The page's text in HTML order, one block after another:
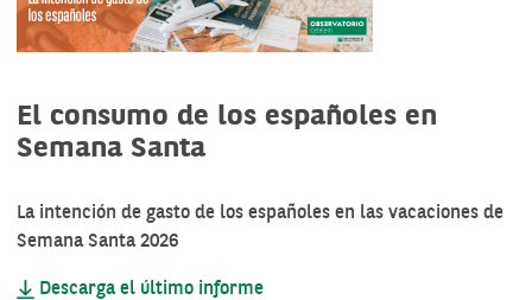
El consumo de los españoles en
Semana Santa
La intención de gasto de los españoles en las vacaciones de
Semana Santa 2026
Descarga el último informe